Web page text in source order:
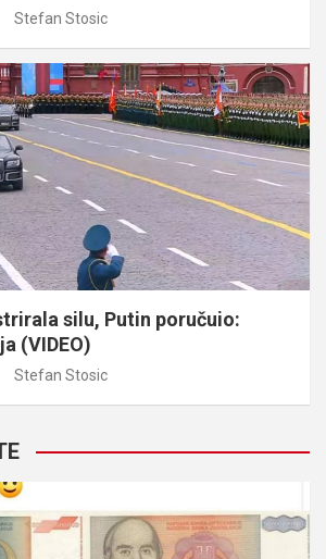
Stefan Stosic
silu, Putin poručuio:
(VIDEO)
Stefan Stosic